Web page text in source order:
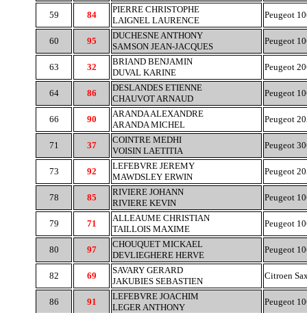
59 84
PIERRE CHRISTOPHE
LAIGNEL LAURENCE
Peugeot
60 95
DUCHESNE ANTHONY
SAMSON JEAN-JACQUES
Peugeot
63 32
BRIAND BENJAMIN
DUVAL KARINE
Peugeot
64 86
DESLANDES ETIENNE
CHAUVOT ARNAUD
Peugeot
66 90
ARANDA ALEXANDRE
ARANDA MICHEL
Peugeot
71 37
COINTRE MEDHI
VOISIN LAETITIA
Peugeot
73 92
LEFEBVRE JEREMY
MAWDSLEY ERWIN
Peugeot
78 85
RIVIERE JOHANN
RIVIERE KEVIN
Peugeot
79 71
ALLEAUME CHRISTIAN
TAILLOIS MAXIME
Peugeot
80 97
CHOUQUET MICKAEL
DEVLIEGHERE HERVE
Peugeot
82 69
SAVARY GERARD
JAKUBIES SEBASTIEN
Citroen
86 91
LEFEBVRE JOACHIM
LEGER ANTHONY
Peugeot